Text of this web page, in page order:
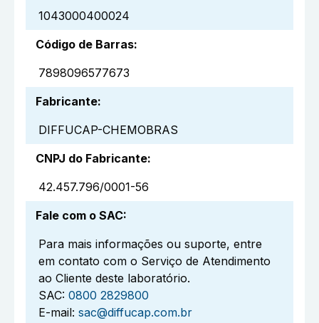
1043000400024
Código de Barras:
7898096577673
Fabricante:
DIFFUCAP-CHEMOBRAS
CNPJ do Fabricante:
42.457.796/0001-56
Fale com o SAC:
Para mais informações ou suporte, entre
em contato com o Serviço de Atendimento
ao Cliente deste laboratório.
SAC: 0800 2829800
E-mail: sac@diffucap.com.br